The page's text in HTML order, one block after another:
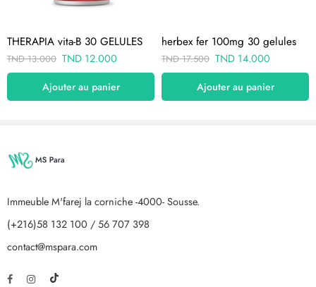
THERAPIA vita-B 30 GELULES
TND13.000 TND 12.000
Ajouter au panier
herbex fer 100mg 30 gelules
TND17.500 TND 14.000
Ajouter au panier
Immeuble M'farej la corniche -4000- Sousse.
(+216)58 132 100 / 56 707 398
contact@mspara.com